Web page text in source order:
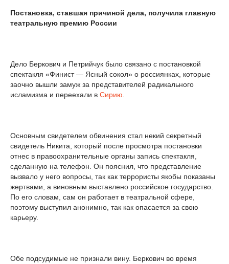
Постановка, ставшая причиной дела, получила главную
театральную премию России
Дело Беркович и Петрийчук было связано с постановкой
спектакля «Финист — Ясный сокол» о россиянках, которые
заочно вышли замуж за представителей радикального
исламизма и переехали в Сирию
Основным свидетелем обвинения стал некий секретный
свидетель Никита, который после просмотра постановки
отнес в правоохранительные органы запись спектакля,
сделанную на телефон. Он пояснил, что представление
вызвало у него вопросы, так как террористы якобы показаны
жертвами, а виновным выставлено российское государство.
По его словам, сам он работает в театральной сфере,
поэтому выступил анонимно, так как опасается за свою
карьеру.
Обе подсудимые не признали вину. Беркович во время